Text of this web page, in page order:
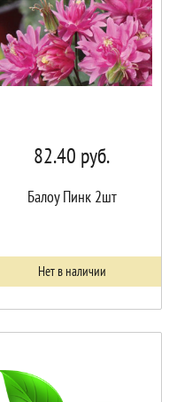
82.40 руб.
Балоу Пинк 2шт
Нет в наличии